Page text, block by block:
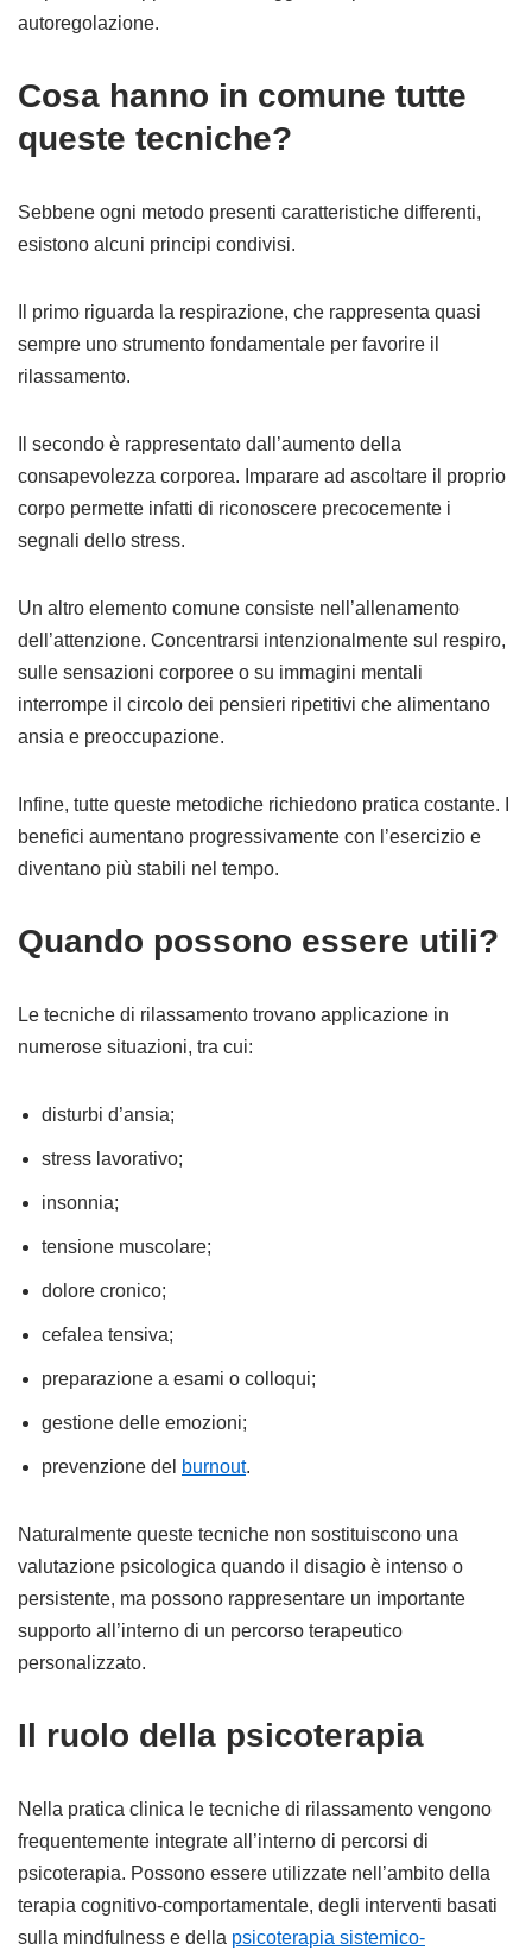
autoregolazione.
Cosa hanno in comune tutte
queste tecniche?
Sebbene ogni metodo presenti caratteristiche differenti,
esistono alcuni principi condivisi.
Il primo riguarda la respirazione, che rappresenta quasi
sempre uno strumento fondamentale per favorire il
rilassamento.
Il secondo è rappresentato dall’aumento della
consapevolezza corporea. Imparare ad ascoltare il proprio
corpo permette infatti di riconoscere precocemente i
segnali dello stress.
Un altro elemento comune consiste nell’allenamento
dell’attenzione. Concentrarsi intenzionalmente sul respiro,
sulle sensazioni corporee o su immagini mentali
interrompe il circolo dei pensieri ripetitivi che alimentano
ansia e preoccupazione.
Infine, tutte queste metodiche richiedono pratica costante. I
benefici aumentano progressivamente con l’esercizio e
diventano più stabili nel tempo.
Quando possono essere utili?
Le tecniche di rilassamento trovano applicazione in
numerose situazioni, tra cui:
disturbi d’ansia;
stress lavorativo;
insonnia;
tensione muscolare;
dolore cronico;
cefalea tensiva;
preparazione a esami o colloqui;
gestione delle emozioni;
prevenzione del burnout.
Naturalmente queste tecniche non sostituiscono una
valutazione psicologica quando il disagio è intenso o
persistente, ma possono rappresentare un importante
supporto all’interno di un percorso terapeutico
personalizzato.
Il ruolo della psicoterapia
Nella pratica clinica le tecniche di rilassamento vengono
frequentemente integrate all’interno di percorsi di
psicoterapia. Possono essere utilizzate nell’ambito della
terapia cognitivo-comportamentale, degli interventi basati
sulla mindfulness e della psicoterapia sistemico-